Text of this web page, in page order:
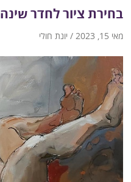
בחירת ציור לחדר שינה
מאי 15, 2023 / יונת חולי